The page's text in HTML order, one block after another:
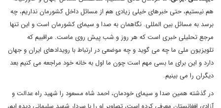
هم نیستیم، حتی خبرهای خیلی زیادی هم از مسائل داخل کشورمان نداریم، چه
برسد به مسائل بین المللی. نگاهمان به صدا و سیمای کشورمان است و این تنها
مرجع تحلیلی خبری است که هر روز و شب پیش روی ماست. مراقبیم که
تلویزیون ملی ما چه می گوید و چه موضعی در ارتباط با رویدادهای ایران و جهان
دارد و این برای ما بسی مهم است چون ما اول به خانه خود مراجعه می کنیم بعد
دیگران را می بینیم.
در گذشته همین صدا و سیمای خودمان، احمد شاه مسعود را شهید راه عدالت و